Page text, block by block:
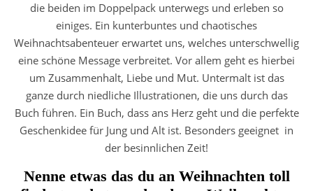
die beiden im Doppelpack unterwegs und erleben so
einiges. Ein kunterbuntes und chaotisches
Weihnachtsabenteuer erwartet uns, welches unterschwellig
eine schöne Message verbreitet. Vor allem geht es hierbei
um Zusammenhalt, Liebe und Mut. Untermalt ist das
ganze durch niedliche Illustrationen, die uns durch das
Buch führen. Ein Buch, dass ans Herz geht und die perfekte
Geschenkidee für Jung und Alt ist. Besonders geeignet in
der besinnlichen Zeit!
Nenne etwas das du an Weihnachten toll